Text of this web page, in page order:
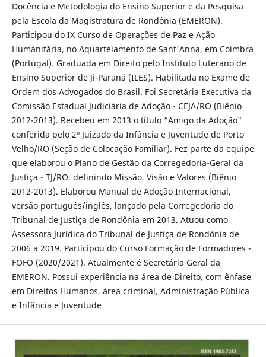
Docência e Metodologia do Ensino Superior e da Pesquisa
pela Escola da Magistratura de Rondônia (EMERON).
Participou do IX Curso de Operações de Paz e Ação
Humanitária, no Aquartelamento de Sant'Anna, em Coimbra
(Portugal). Graduada em Direito pelo Instituto Luterano de
Ensino Superior de Ji-Paraná (ILES). Habilitada no Exame de
Ordem dos Advogados do Brasil. Foi Secretária Executiva da
Comissão Estadual Judiciária de Adoção - CEJA/RO (Biênio
2012-2013). Recebeu em 2013 o título “Amigo da Adoção"
conferida pelo 2º Juizado da Infância e Juventude de Porto
Velho/RO (Seção de Colocação Familiar). Fez parte da equipe
que elaborou o Plano de Gestão da Corregedoria-Geral da
Justiça - TJ/RO, definindo Missão, Visão e Valores (Biênio
2012-2013). Elaborou Manual de Adoção Internacional,
versão português/inglês, lançado pela Corregedoria do
Tribunal de Justiça de Rondônia em 2013. Atuou como
Assessora Jurídica do Tribunal de Justiça de Rondônia de
2006 a 2019. Participou do Curso Formação de Formadores -
FOFO (2020/2021). Atualmente é Secretária Geral da
EMERON. Possui experiência na área de Direito, com ênfase
em Direitos Humanos, área criminal, Administração Pública
e Infância e Juventude